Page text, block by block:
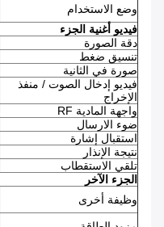
وضع الاستخدام
فيديو أغنية الجزء
دقة الصورة
تنسيق ضغط
صورة في الثانية
فيديو إدخال الصوت / منفذ
الإخراج
واجهة المادية RF
ضوء الارسال
استقبال إشارة
نتيجة الإنذار
تلقي الاستقطاب
الجزء الآخر
وظيفة أخرى